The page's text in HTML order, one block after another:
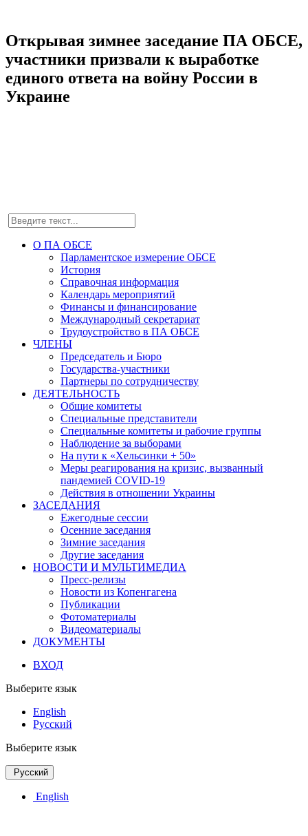
Открывая зимнее заседание ПА ОБСЕ,
участники призвали к выработке
единого ответа на войну России в
Украине
О ПА ОБСЕ
Парламентское измерение ОБСЕ
История
Справочная информация
Календарь мероприятий
Финансы и финансирование
Международный секретариат
Трудоустройство в ПА ОБСЕ
ЧЛЕНЫ
Председатель и Бюро
Государства-участники
Партнеры по сотрудничеству
ДЕЯТЕЛЬНОСТЬ
Общие комитеты
Специальные представители
Специальные комитеты и рабочие группы
Наблюдение за выборами
На пути к «Хельсинки + 50»
Меры реагирования на кризис, вызванный
пандемией COVID-19
Действия в отношении Украины
ЗАСЕДАНИЯ
Ежегодные сессии
Осенние заседания
Зимние заседания
Другие заседания
НОВОСТИ И МУЛЬТИМЕДИА
Пресс-релизы
Новости из Копенгагена
Публикации
Фотоматериалы
Видеоматериалы
ДОКУМЕНТЫ
ВХОД
Выберите язык
English
Русский
Выберите язык
Русский
English